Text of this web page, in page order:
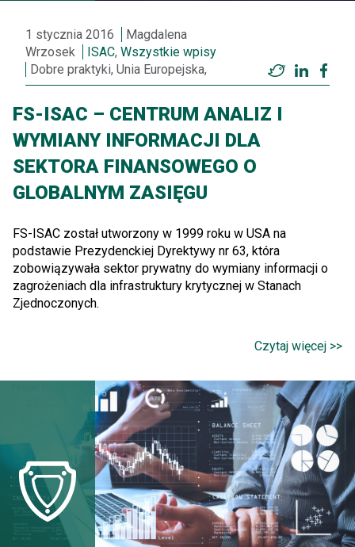
1 stycznia 2016
Magdalena
Wrzosek
ISAC, Wszystkie wpisy
Dobre praktyki, Unia Europejska,
Twitter
FS-ISAC – CENTRUM ANALIZ I
WYMIANY INFORMACJI DLA
SEKTORA FINANSOWEGO O
GLOBALNYM ZASIĘGU
FS-ISAC został utworzony w 1999 roku w USA na
podstawie Prezydenckiej Dyrektywy nr 63, która
zobowiązywała sektor prywatny do wymiany informacji o
zagrożeniach dla infrastruktury krytycznej w Stanach
Zjednoczonych.
Czytaj więcej >>